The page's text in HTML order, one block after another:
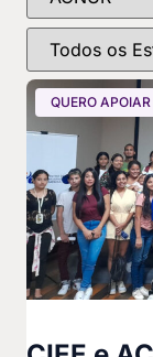
QUERO APOIAR